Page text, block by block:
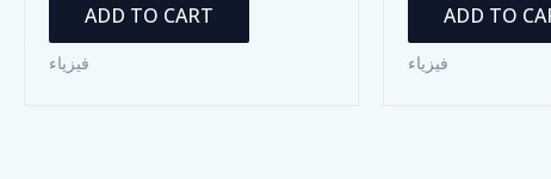
ADD TO CART
فيزياء
ADD TO
فيزياء